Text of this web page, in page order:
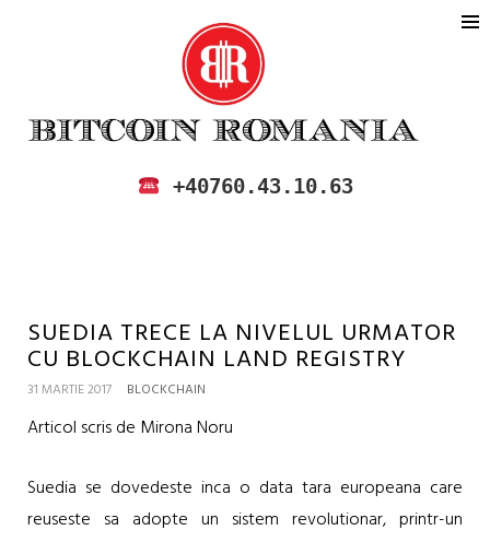
BITCOIN ROMANIA
CUMPARA SI VINDE BITCOIN IN
+40760.43.10.63
SUEDIA TRECE LA NIVELUL URMATOR
CU BLOCKCHAIN LAND REGISTRY
31 MARTIE 2017 BLOCKCHAIN
Articol scris de Mirona Noru
Suedia se dovedeste inca o data tara europeana care
reuseste sa adopte un sistem revolutionar, printr-un